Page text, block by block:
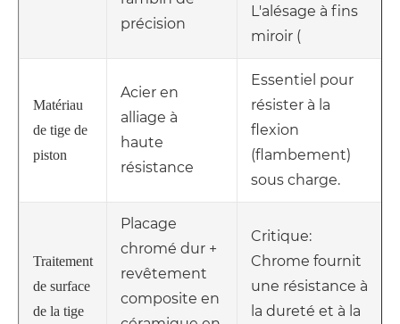
précision
L'alésage à fins
miroir (
Matériau
de tige de
piston
Acier en
alliage à
haute
résistance
Essentiel pour
résister à la
flexion
(flambement)
sous charge.
Traitement
de surface
de la tige
Placage
chromé dur +
revêtement
composite en
Critique:
Chrome fournit
une résistance à
la dureté et à la